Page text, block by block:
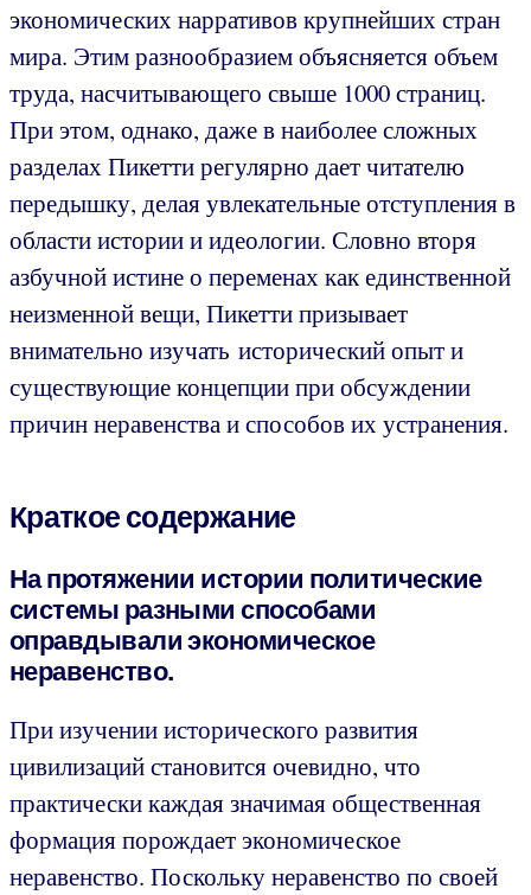
экономических нарративов крупнейших стран
мира. Этим разнообразием объясняется объем
труда, насчитывающего свыше 1000 страниц.
При этом, однако, даже в наиболее сложных
разделах Пикетти регулярно дает читателю
передышку, делая увлекательные отступления в
области истории и идеологии. Словно вторя
азбучной истине о переменах как единственной
неизменной вещи, Пикетти призывает
внимательно изучать исторический опыт и
существующие концепции при обсуждении
причин неравенства и способов их устранения.
Краткое содержание
На протяжении истории политические
системы разными способами
оправдывали экономическое
неравенство.
При изучении исторического развития
цивилизаций становится очевидно, что
практически каждая значимая общественная
формация порождает экономическое
неравенство. Поскольку неравенство по своей